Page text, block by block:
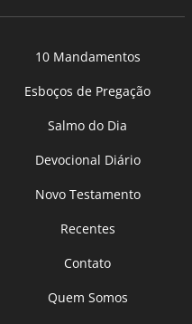
10 Mandamentos
Esboços de Pregação
Salmo do Dia
Devocional Diário
Novo Testamento
Recentes
Contato
Quem Somos